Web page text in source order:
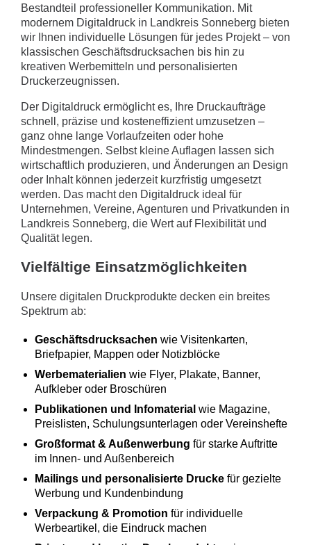
Bestandteil professioneller Kommunikation. Mit
modernem Digitaldruck in Landkreis Sonneberg bieten
wir Ihnen individuelle Lösungen für jedes Projekt – von
klassischen Geschäftsdrucksachen bis hin zu
kreativen Werbemitteln und personalisierten
Druckerzeugnissen.
Der Digitaldruck ermöglicht es, Ihre Druckaufträge
schnell, präzise und kosteneffizient umzusetzen –
ganz ohne lange Vorlaufzeiten oder hohe
Mindestmengen. Selbst kleine Auflagen lassen sich
wirtschaftlich produzieren, und Änderungen an Design
oder Inhalt können jederzeit kurzfristig umgesetzt
werden. Das macht den Digitaldruck ideal für
Unternehmen, Vereine, Agenturen und Privatkunden in
Landkreis Sonneberg, die Wert auf Flexibilität und
Qualität legen.
Vielfältige Einsatzmöglichkeiten
Unsere digitalen Druckprodukte decken ein breites
Spektrum ab:
Geschäftsdrucksachen wie Visitenkarten,
Briefpapier, Mappen oder Notizblöcke
Werbematerialien wie Flyer, Plakate, Banner,
Aufkleber oder Broschüren
Publikationen und Infomaterial wie Magazine,
Preislisten, Schulungsunterlagen oder Vereinshefte
Großformat & Außenwerbung für starke Auftritte
im Innen- und Außenbereich
Mailings und personalisierte Drucke für gezielte
Werbung und Kundenbindung
Verpackung & Promotion für individuelle
Werbeartikel, die Eindruck machen